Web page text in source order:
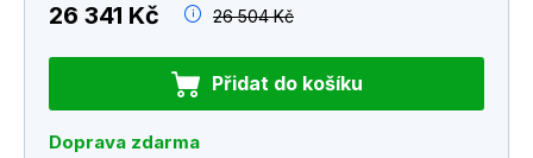
26 341 Kč 26 504 Kč
Přidat do košíku
Doprava zdarma